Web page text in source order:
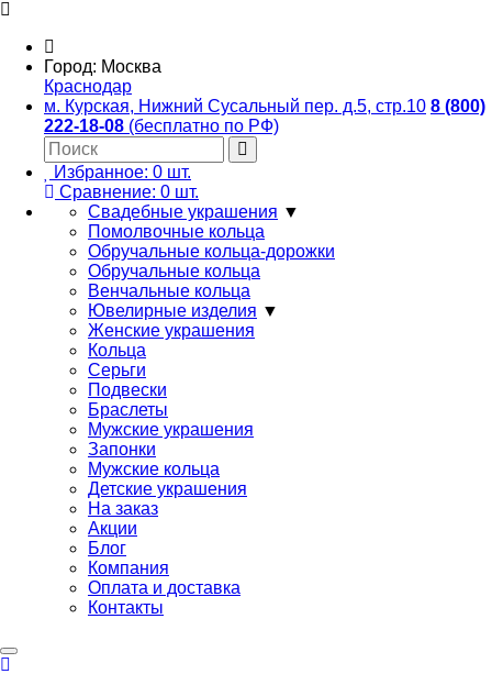
Город: Москва
Краснодар
м. Курская, Нижний Сусальный пер. д.5, стр.10 8 (800)
222-18-08 (бесплатно по РФ)
Избранное: 0 шт.
Сравнение: 0 шт.
Свадебные украшения ▼
Помолвочные кольца
Обручальные кольца-дорожки
Обручальные кольца
Венчальные кольца
Ювелирные изделия ▼
Женские украшения
Кольца
Серьги
Подвески
Браслеты
Мужские украшения
Запонки
Мужские кольца
Детские украшения
На заказ
Акции
Блог
Компания
Оплата и доставка
Контакты